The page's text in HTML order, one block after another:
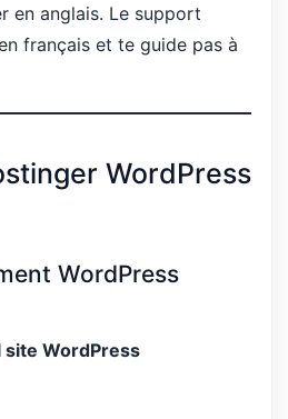
en anglais. Le support
français et te guide pas à
WordPress
WordPress
site WordPress